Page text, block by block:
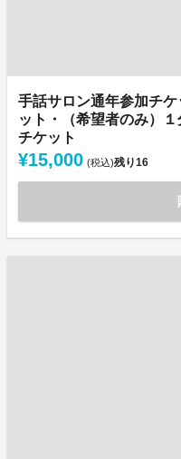
手話サロン通年参加チ
ット・（希望者のみ）
チケット
¥15,000 (税込)残り16